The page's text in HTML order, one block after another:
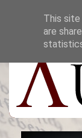
This
are